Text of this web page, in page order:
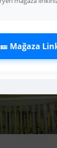
🎫 Mağaza